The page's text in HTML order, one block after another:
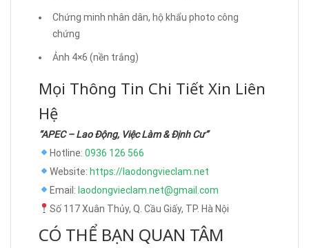
Chứng minh nhân dân, hộ khẩu photo công
chứng
Ảnh 4×6 (nền trắng)
Mọi Thông Tin Chi Tiết Xin Liên
Hệ
“APEC – Lao Động, Việc Làm & Định Cư”
Hotline: 0936 126 566
Website: https://laodongvieclam.net
Email: laodongvieclam.net@gmail.com
Số 117 Xuân Thủy, Q. Cầu Giấy, TP. Hà Nội
CÓ THỂ BẠN QUAN TÂM